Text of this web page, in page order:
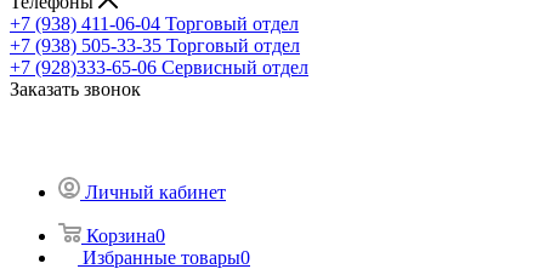
+7 (938) 411-06-04 Торговый отдел
+7 (938) 505-33-35 Торговый отдел
+7 (928)333-65-06 Сервисный отдел
Заказать звонок
Личный кабинет
Корзина0
Избранные товары0